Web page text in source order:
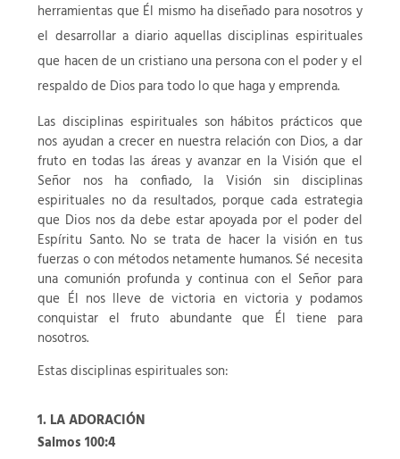
herramientas que Él mismo ha diseñado para nosotros y
el desarrollar a diario aquellas disciplinas espirituales
que hacen de un cristiano una persona con el poder y el
respaldo de Dios para todo lo que haga y emprenda.
Las disciplinas espirituales son hábitos prácticos que
nos ayudan a crecer en nuestra relación con Dios, a dar
fruto en todas las áreas y avanzar en la Visión que el
Señor nos ha confiado, la Visión sin disciplinas
espirituales no da resultados, porque cada estrategia
que Dios nos da debe estar apoyada por el poder del
Espíritu Santo. No se trata de hacer la visión en tus
fuerzas o con métodos netamente humanos. Sé necesita
una comunión profunda y continua con el Señor para
que Él nos lleve de victoria en victoria y podamos
conquistar el fruto abundante que Él tiene para
nosotros.
Estas disciplinas espirituales son:
1. LA ADORACIÓN
Salmos 100:4